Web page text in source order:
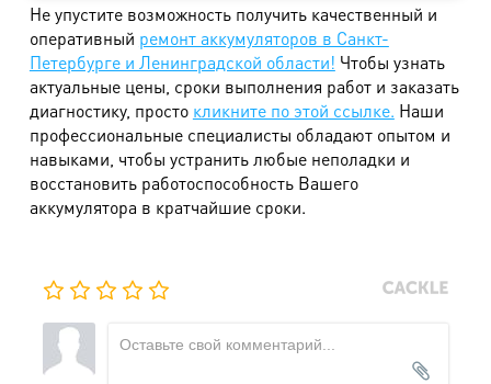
Не упустите возможность получить качественный и
оперативный ремонт аккумуляторов в Санкт-
Петербурге и Ленинградской области! Чтобы узнать
актуальные цены, сроки выполнения работ и заказать
диагностику, просто кликните по этой ссылке. Наши
профессиональные специалисты обладают опытом и
навыками, чтобы устранить любые неполадки и
восстановить работоспособность Вашего
аккумулятора в кратчайшие сроки.